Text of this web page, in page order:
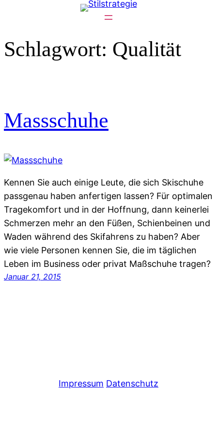
Schlagwort: Qualität
Massschuhe
Kennen Sie auch einige Leute, die sich Skischuhe
passgenau haben anfertigen lassen? Für optimalen
Tragekomfort und in der Hoffnung, dann keinerlei
Schmerzen mehr an den Füßen, Schienbeinen und
Waden während des Skifahrens zu haben? Aber
wie viele Personen kennen Sie, die im täglichen
Leben im Business oder privat Maßschuhe tragen?
Januar 21, 2015
Impressum Datenschutz